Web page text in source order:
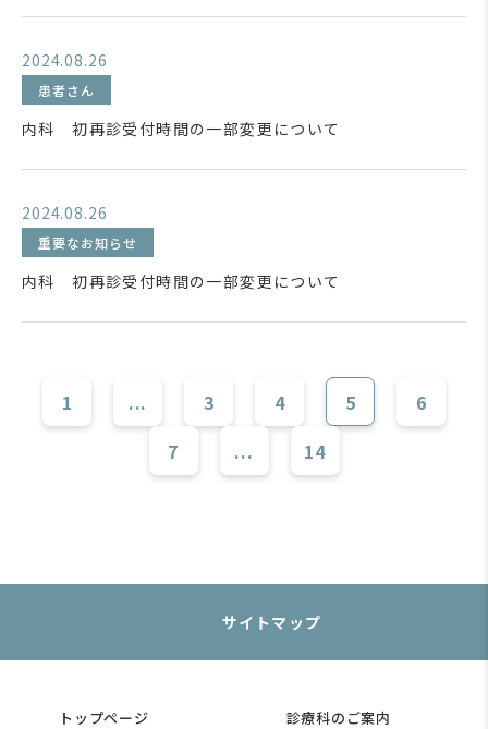
2024.08.26
患者さん
内科 初再診受付時間の一部変更について
2024.08.26
重要なお知らせ
内科 初再診受付時間の一部変更について
1 ... 3 4 5
6
7
... 14
サイトマップ
トップページ
診療科のご案内